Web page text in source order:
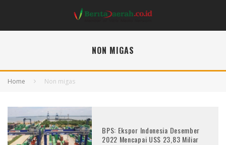
NON MIGAS
Home Non migas
BPS: Ekspor Indonesia Desember
2022 Mencapai US$ 23,83 Miliar